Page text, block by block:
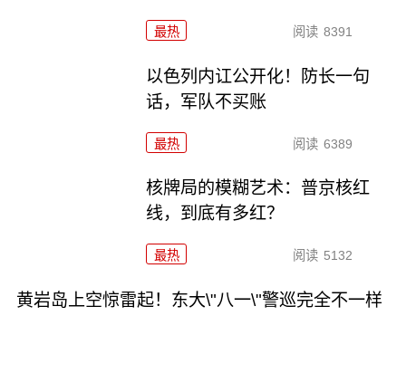
最热 阅读 8391
以色列内讧公开化！防长一句
话，军队不买账
最热 阅读 6389
核牌局的模糊艺术：普京核红
线，到底有多红？
最热 阅读 5132
黄岩岛上空惊雷起！东大\"八一\"警巡完全不一样